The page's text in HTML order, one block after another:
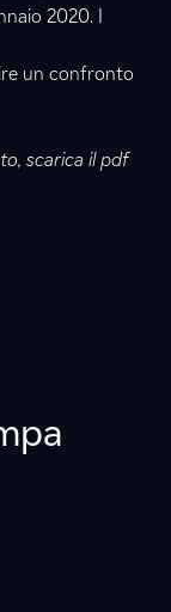
2020. I
un confronto
scarica il pdf